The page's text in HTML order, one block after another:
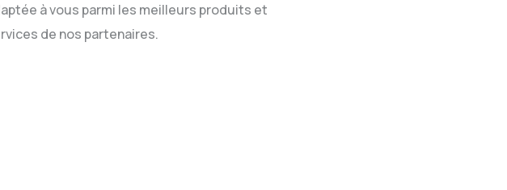
à vous parmi les meilleurs produits et
de nos partenaires.